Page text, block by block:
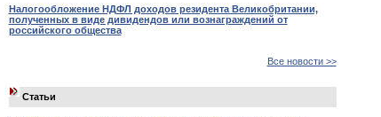
Налогообложение НДФЛ доходов резидента Великобритании,
полученных в виде дивидендов или вознаграждений от
российского общества
Все новости >>
Статьи